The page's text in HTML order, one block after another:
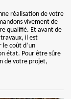
réalisation de votre
vivement de
qualifié. Et avant de
il est
le coût d’un
état. Pour être sûre
de votre projet,